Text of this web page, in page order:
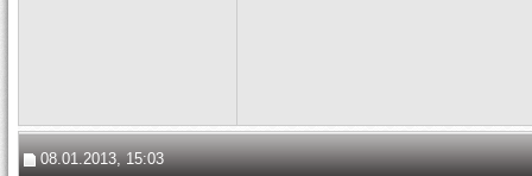
08.01.2013, 15:03